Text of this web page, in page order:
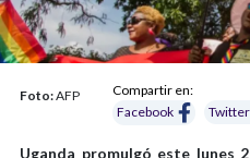
Foto:AFP
Compartir en:
Facebook
Twitter
Uganda promulgó este lunes